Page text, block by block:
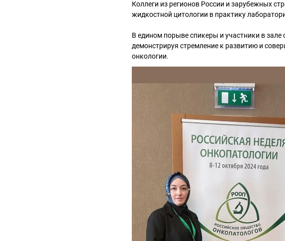
Коллеги из регионов России и зарубежных
жидкостной цитологии в практику
В едином порыве спикеры и участники в
демонстрируя стремление к развитию и
онкологии.